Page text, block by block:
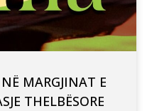
MARGJINAT E
THELBËSORE